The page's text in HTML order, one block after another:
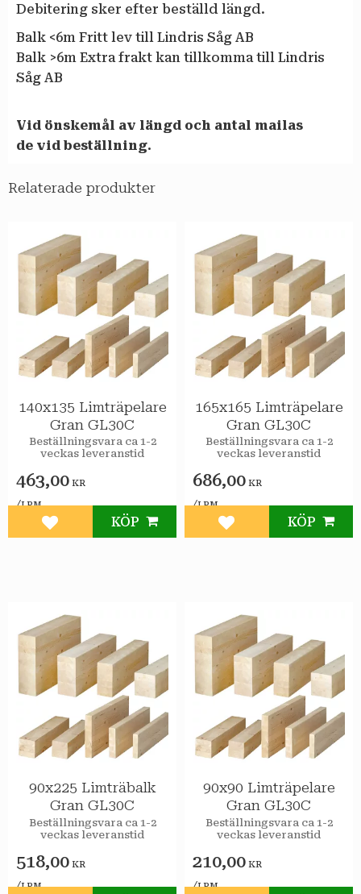
Debitering sker efter beställd längd.
Balk <6m Fritt lev till Lindris Såg AB
Balk >6m Extra frakt kan tillkomma till Lindris
Såg AB
Vid önskemål av längd och antal mailas
de vid beställning.
Relaterade produkter
140x135 Limträpelare
Gran GL30C
Beställningsvara ca 1-2
veckas leveranstid
463,00 KR
/LPM
Lägg till i favoriter
KÖP
165x165 Limträpelare
Gran GL30C
Beställningsvara ca 1-2
veckas leveranstid
686,00 KR
/LPM
Lägg till i favoriter
KÖP
90x225 Limträbalk
Gran GL30C
Beställningsvara ca 1-2
veckas leveranstid
518,00 KR
/LPM
90x90 Limträpelare
Gran GL30C
Beställningsvara ca 1-2
veckas leveranstid
210,00 KR
/LPM